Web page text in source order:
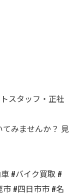
スタッフ・正社
みませんか？ 見
#バイク買取 #
#四日市市 #名